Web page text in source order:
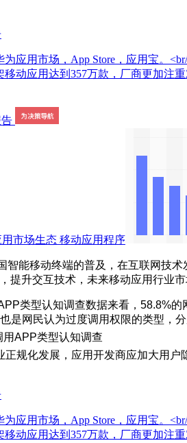
应用市场，App Store，应用宝。
动应用达到357万款，厂商更加注
市场生态 移动应用程序
智能移动终端的普及，在互联网技
提升交互技术，未来移动应用行业市
类型认知调查数据来看，58.8%
是网民认为过度调用权限的类型，
规化发展，应用开发商应加大用
应用市场，App Store，应用宝。
动应用达到357万款，厂商更加注